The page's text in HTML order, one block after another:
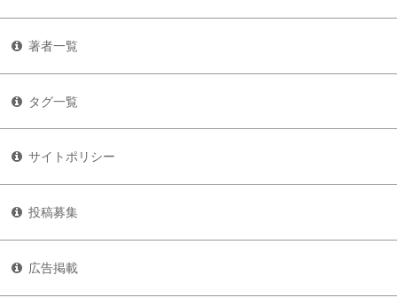
著者一覧
タグ一覧
サイトポリシー
投稿募集
広告掲載